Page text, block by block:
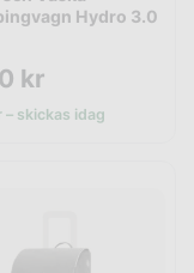
Hydro 3.0
kr
– skickas idag